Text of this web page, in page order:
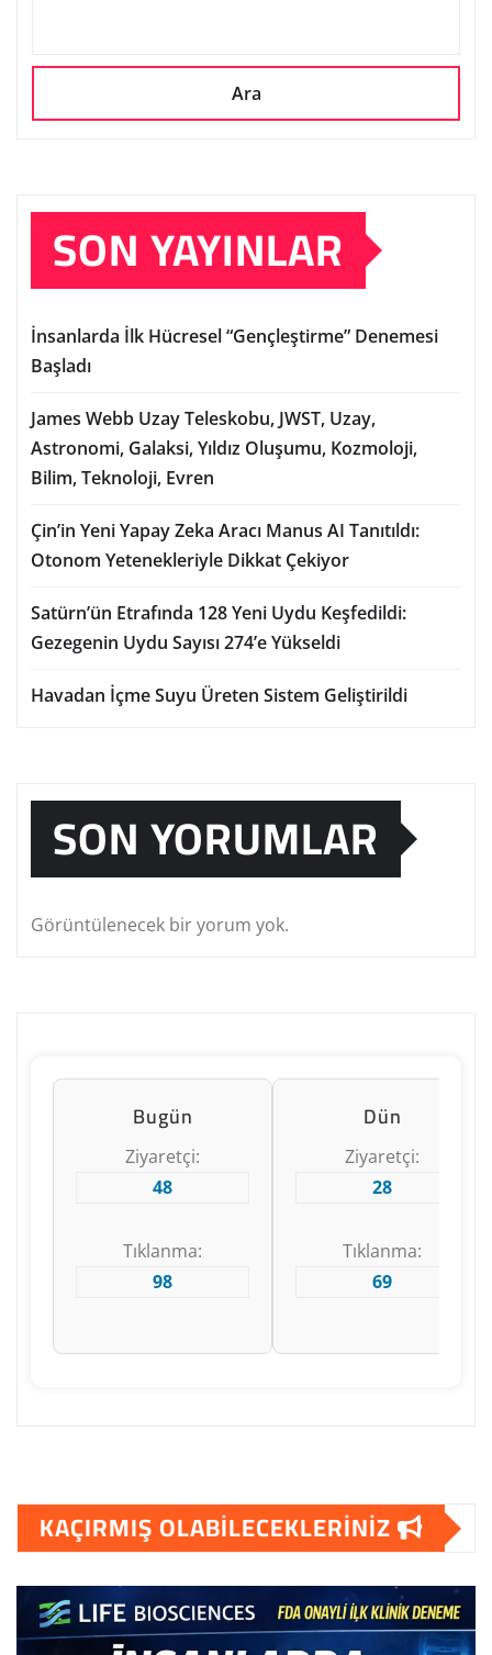
Ara
SON YAYINLAR
İnsanlarda İlk Hücresel “Gençleştirme” Denemesi
Başladı
James Webb Uzay Teleskobu, JWST, Uzay,
Astronomi, Galaksi, Yıldız Oluşumu, Kozmoloji,
Bilim, Teknoloji, Evren
Çin’in Yeni Yapay Zeka Aracı Manus AI Tanıtıldı:
Otonom Yetenekleriyle Dikkat Çekiyor
Satürn’ün Etrafında 128 Yeni Uydu Keşfedildi:
Gezegenin Uydu Sayısı 274’e Yükseldi
Havadan İçme Suyu Üreten Sistem Geliştirildi
SON YORUMLAR
Görüntülenecek bir yorum yok.
Bugün
Ziyaretçi:
48
Tıklanma:
98
Dün
Ziyaretçi:
28
Tıklanma:
69
KAÇIRMIŞ OLABILECEKLERINIZ